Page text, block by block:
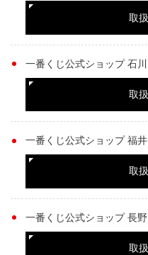
取
一番くじ公式ショップ 石
取
一番くじ公式ショップ 福
取
一番くじ公式ショップ 長
取